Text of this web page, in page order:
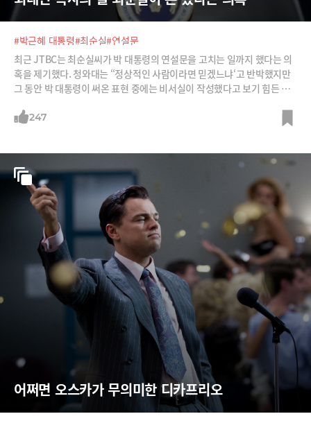
#박근혜 대통령#최순실#연설문
최근 JTBC는 최순실씨가 박 대통령의 연설문을 고치는 일까지 했다는 의
혹을 제기했다. 청와대는 “정상적인 사람이라면 믿겠느냐‘고 반박했지만
그 동안 박 대통령이 써온 표현 중에는 비서실이 작성했다고 보기 힘든 문
247
어쩌면 오스카가 무의미한 디카프리오